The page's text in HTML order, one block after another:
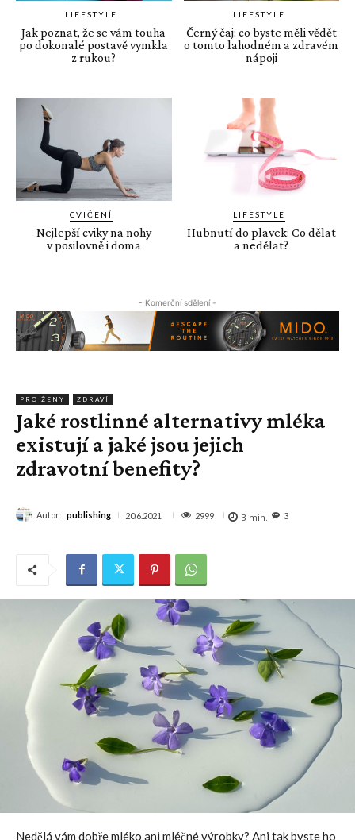
LIFESTYLE
Jak poznat, že se vám touha
po dokonalé postavě vymkla
z rukou?
LIFESTYLE
Černý čaj: co byste měli vědět
o tomto lahodném a zdravém
nápoji
CVIČENÍ
Nejlepší cviky na nohy
v posilovně i doma
LIFESTYLE
Hubnutí do plavek: Co dělat
a nedělat?
- Komerční sdělení -